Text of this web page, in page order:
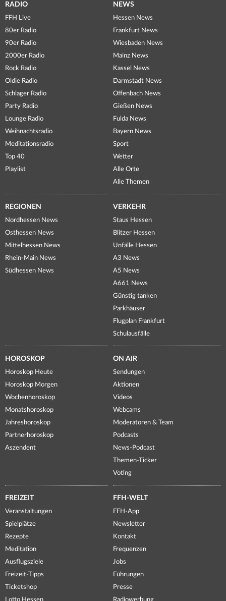
RADIO
FFH Live
80er Radio
90er Radio
2000er Radio
Rock Radio
Oldie Radio
Schlager Radio
Party Radio
Lounge Radio
Weihnachtsradio
Meditationsradio
Top 40
Playlist
NEWS
Hessen News
Frankfurt News
Wiesbaden News
Mainz News
Kassel News
Darmstadt News
Offenbach News
Gießen News
Fulda News
Bayern News
Sport
Wetter
Alle Orte
Alle Themen
REGIONEN
Nordhessen News
Osthessen News
Mittelhessen News
Rhein-Main News
Südhessen News
VERKEHR
Staus Hessen
Blitzer Hessen
Unfälle Hessen
A3 News
A5 News
A661 News
Günstig tanken
Parkhäuser
Flugplan Frankfurt
Schulausfälle
HOROSKOP
Horoskop Heute
Horoskop Morgen
Wochenhoroskop
Monatshoroskop
Jahreshoroskop
Partnerhoroskop
Aszendent
ON AIR
Sendungen
Aktionen
Videos
Webcams
Moderatoren & Team
Podcasts
News-Podcast
Themen-Ticker
Voting
FREIZEIT
Veranstaltungen
Spielplätze
Rezepte
Meditation
Ausflugsziele
Freizeit-Tipps
Ticketshop
Lotto Hessen
FFH-WELT
FFH-App
Newsletter
Kontakt
Frequenzen
Jobs
Führungen
Presse
Radiowerbung